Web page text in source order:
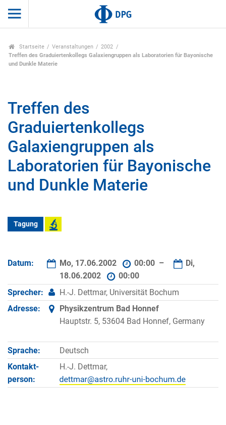
Startseite Veranstaltungen
2002
Treffen des Graduiertenkollegs Galaxiengruppen als Laboratorien für Bayonische
und Dunkle Materie
Treffen des
Graduiertenkollegs
Galaxiengruppen als
Laboratorien für Bayonische
und Dunkle Materie
Tagung
Datum: Mo, 17.06.2002 00:00 –
Di,
18.06.2002
00:00
Sprecher:
H.-J. Dettmar, Universität Bochum
Adresse:
Physikzentrum Bad Honnef
Hauptstr. 5, 53604 Bad Honnef, Germany
Sprache:
Deutsch
Kontakt­
person:
H.-J. Dettmar,